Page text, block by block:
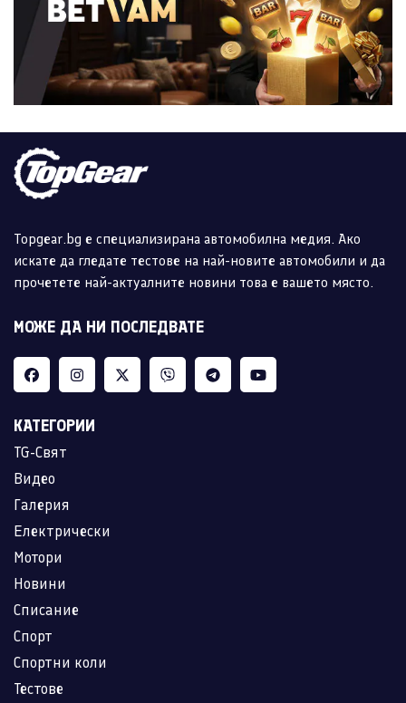
Topgear.bg е специализирана автомобилна медия. Ако
искате да гледате тестове на най-новите автомобили и да
прочетете най-актуалните новини това е вашето място.
МОЖЕ ДА НИ ПОСЛЕДВАТЕ
КАТЕГОРИИ
TG-Свят
Видео
Галерия
Електрически
Мотори
Новини
Списание
Спорт
Спортни коли
Тестове